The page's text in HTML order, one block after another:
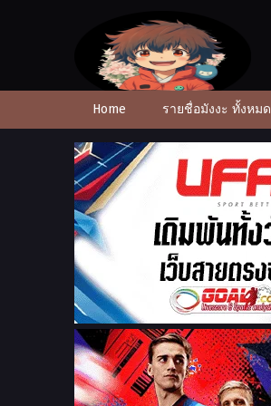
Home รายชื่อมังงะ ทั้งหมด